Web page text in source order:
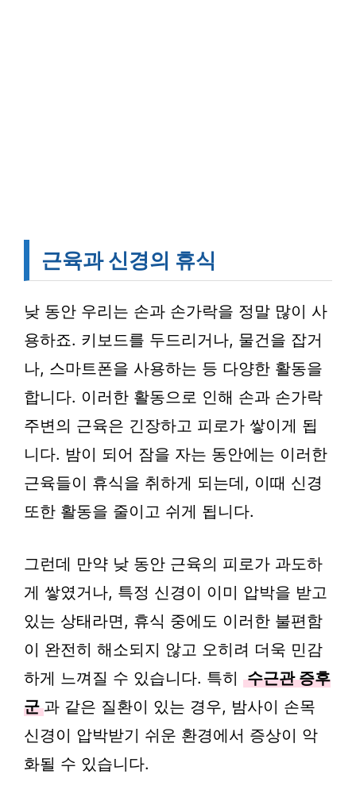
근육과 신경의 휴식
낮 동안 우리는 손과 손가락을 정말 많이 사
용하죠. 키보드를 두드리거나, 물건을 잡거
나, 스마트폰을 사용하는 등 다양한 활동을
합니다. 이러한 활동으로 인해 손과 손가락
주변의 근육은 긴장하고 피로가 쌓이게 됩
니다. 밤이 되어 잠을 자는 동안에는 이러한
근육들이 휴식을 취하게 되는데, 이때 신경
또한 활동을 줄이고 쉬게 됩니다.
그런데 만약 낮 동안 근육의 피로가 과도하
게 쌓였거나, 특정 신경이 이미 압박을 받고
있는 상태라면, 휴식 중에도 이러한 불편함
이 완전히 해소되지 않고 오히려 더욱 민감
하게 느껴질 수 있습니다. 특히 수근관 증후
군 과 같은 질환이 있는 경우, 밤사이 손목
신경이 압박받기 쉬운 환경에서 증상이 악
화될 수 있습니다.